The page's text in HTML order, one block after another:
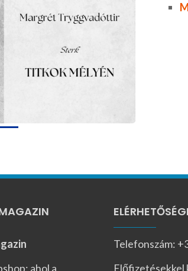
ahol a
Telefonszám:
Előfizetésekkel